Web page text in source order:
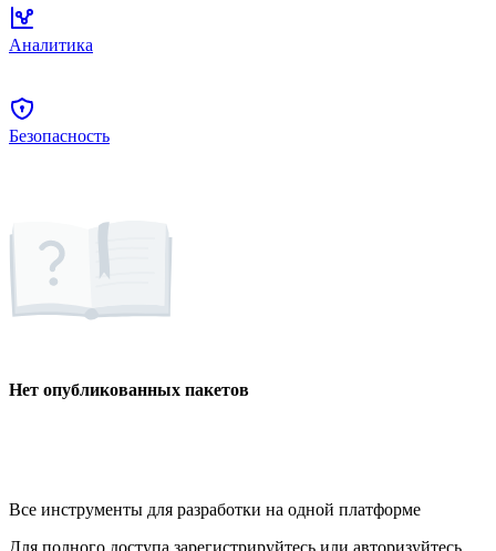
Аналитика
Безопасность
Нет опубликованных пакетов
Все инструменты для разработки на одной платформе
Для полного доступа зарегистрируйтесь или авторизуйтесь